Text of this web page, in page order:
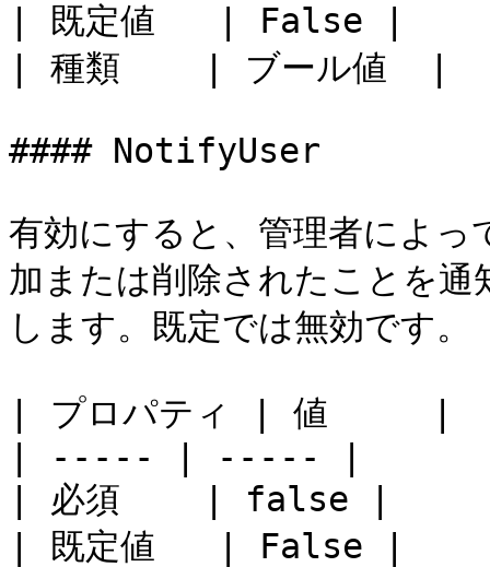
| 既定値   | False |
| 種類    | ブール値  |
#### NotifyUser
有効にすると、管理者によ
加または削除されたことを
します。既定では無効です。
| プロパティ | 値     |
| ----- | ----- |
| 必須    | false |
| 既定値   | False |